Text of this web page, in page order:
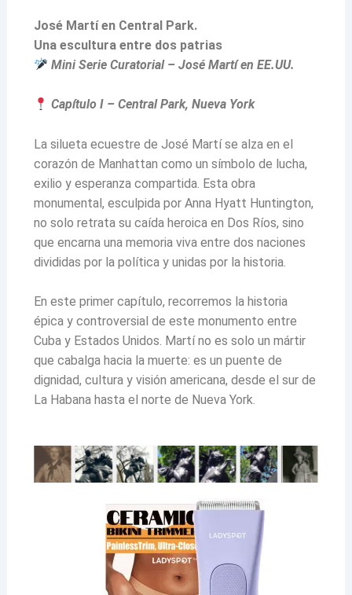
José Martí en Central Park.
Una escultura entre dos patrias
Mini Serie Curatorial – José Martí en EE.UU.
Capítulo I – Central Park, Nueva York
La silueta ecuestre de José Martí se alza en el
corazón de Manhattan como un símbolo de lucha,
exilio y esperanza compartida. Esta obra
monumental, esculpida por Anna Hyatt Huntington,
no solo retrata su caída heroica en Dos Ríos, sino
que encarna una memoria viva entre dos naciones
divididas por la política y unidas por la historia.
En este primer capítulo, recorremos la historia
épica y controversial de este monumento entre
Cuba y Estados Unidos. Martí no es solo un mártir
que cabalga hacia la muerte: es un puente de
dignidad, cultura y visión americana, desde el sur de
La Habana hasta el norte de Nueva York.